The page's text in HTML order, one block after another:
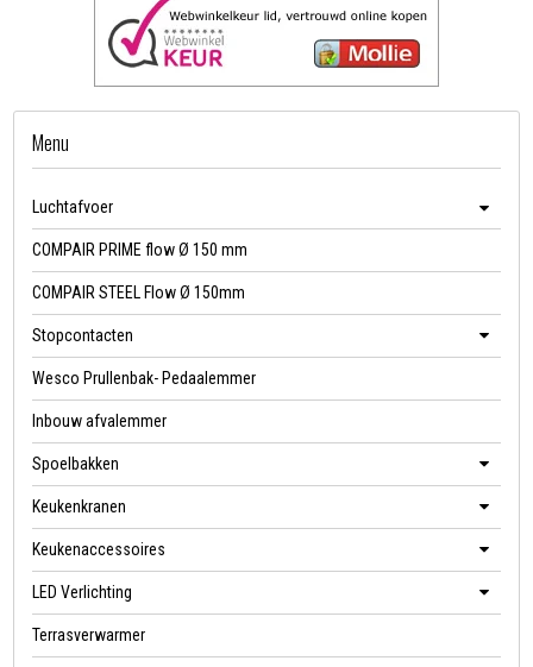
Menu
Luchtafvoer
COMPAIR PRIME flow Ø 150 mm
COMPAIR STEEL Flow Ø 150mm
Stopcontacten
Wesco Prullenbak- Pedaalemmer
Inbouw afvalemmer
Spoelbakken
Keukenkranen
Keukenaccessoires
LED Verlichting
Terrasverwarmer